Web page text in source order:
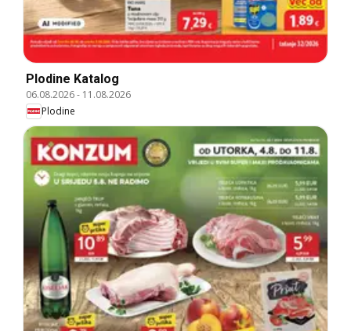
Plodine Katalog
06.08.2026- 11.08.2026
Plodine